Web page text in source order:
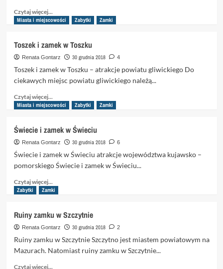
Czytaj więcej...
się
Zamek
w
Trokach
na
Litwie
Miasta i miejscowości Zabytki Zamki
Toszek i zamek w Toszku
Renata Gontarz 30 grudnia 2018 4
Toszek i zamek w Toszku – atrakcje powiatu gliwickiego Do
ciekawych miejsc powiatu gliwickiego należą...
Czytaj więcej...
się
Toszek
i
zamek
Miasta i miejscowości Zabytki Zamki
Świecie i zamek w Świeciu
Renata Gontarz 30 grudnia 2018 6
Świecie i zamek w Świeciu atrakcje województwa kujawsko –
pomorskiego Świecie i zamek w Świeciu...
Czytaj więcej...
się
Świecie
i
zamek
w
Zabytki Zamki
Ruiny zamku w Szczytnie
Renata Gontarz 30 grudnia 2018 2
Ruiny zamku w Szczytnie Szczytno jest miastem powiatowym na
Mazurach. Natomiast ruiny zamku w Szczytnie...
Czytaj więcej...